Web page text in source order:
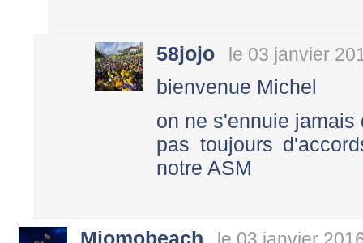
58jojo le 03 janvier
bienvenue Michel
on ne s'ennuie
pas toujours
notre ASM
Miomobeach